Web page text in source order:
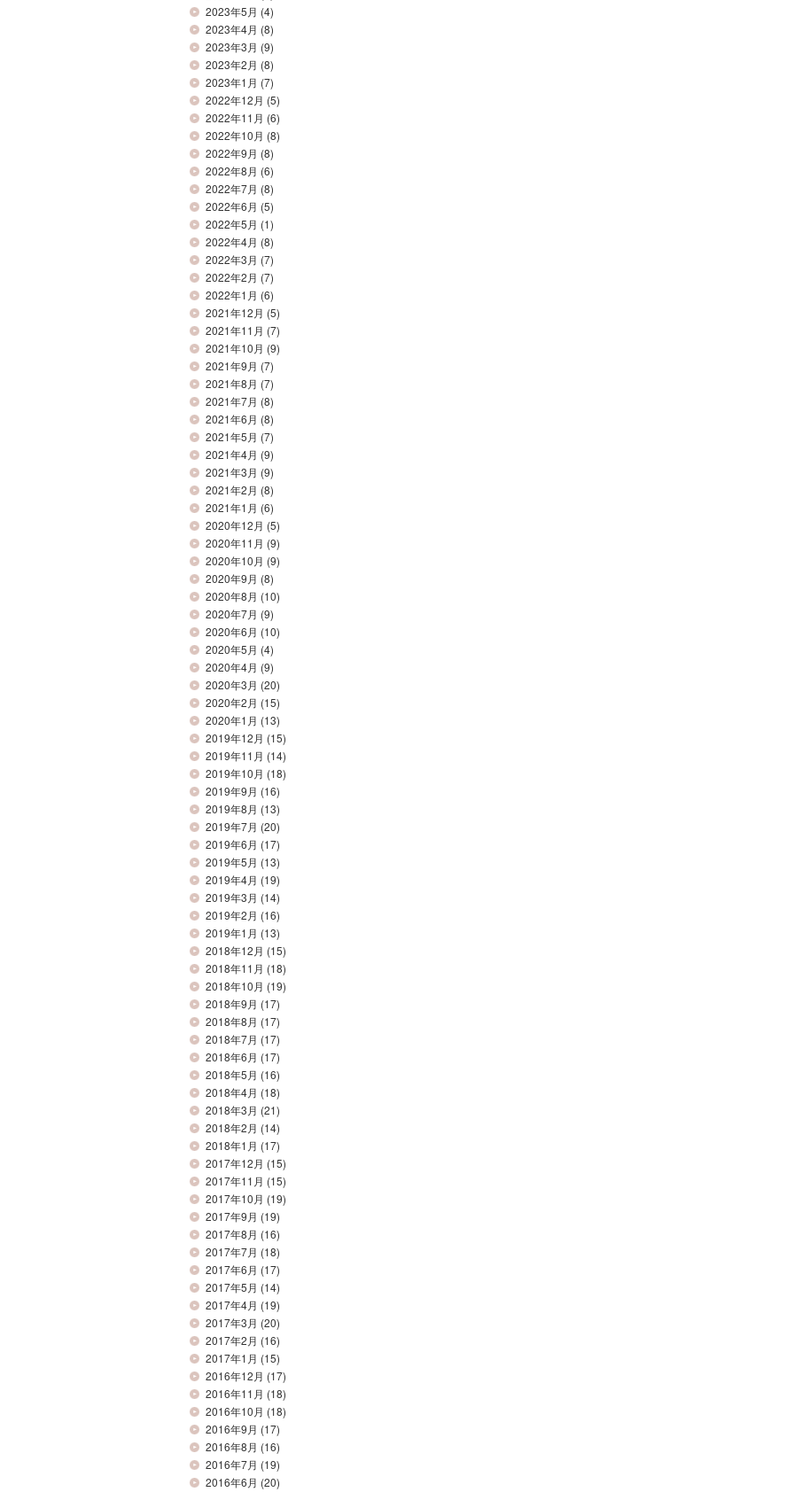
2023年5月 (4)
2023年4月 (8)
2023年3月 (9)
2023年2月 (8)
2023年1月 (7)
2022年12月 (5)
2022年11月 (6)
2022年10月 (8)
2022年9月 (8)
2022年8月 (6)
2022年7月 (8)
2022年6月 (5)
2022年5月 (1)
2022年4月 (8)
2022年3月 (7)
2022年2月 (7)
2022年1月 (6)
2021年12月 (5)
2021年11月 (7)
2021年10月 (9)
2021年9月 (7)
2021年8月 (7)
2021年7月 (8)
2021年6月 (8)
2021年5月 (7)
2021年4月 (9)
2021年3月 (9)
2021年2月 (8)
2021年1月 (6)
2020年12月 (5)
2020年11月 (9)
2020年10月 (9)
2020年9月 (8)
2020年8月 (10)
2020年7月 (9)
2020年6月 (10)
2020年5月 (4)
2020年4月 (9)
2020年3月 (20)
2020年2月 (15)
2020年1月 (13)
2019年12月 (15)
2019年11月 (14)
2019年10月 (18)
2019年9月 (16)
2019年8月 (13)
2019年7月 (20)
2019年6月 (17)
2019年5月 (13)
2019年4月 (19)
2019年3月 (14)
2019年2月 (16)
2019年1月 (13)
2018年12月 (15)
2018年11月 (18)
2018年10月 (19)
2018年9月 (17)
2018年8月 (17)
2018年7月 (17)
2018年6月 (17)
2018年5月 (16)
2018年4月 (18)
2018年3月 (21)
2018年2月 (14)
2018年1月 (17)
2017年12月 (15)
2017年11月 (15)
2017年10月 (19)
2017年9月 (19)
2017年8月 (16)
2017年7月 (18)
2017年6月 (17)
2017年5月 (14)
2017年4月 (19)
2017年3月 (20)
2017年2月 (16)
2017年1月 (15)
2016年12月 (17)
2016年11月 (18)
2016年10月 (18)
2016年9月 (17)
2016年8月 (16)
2016年7月 (19)
2016年6月 (20)